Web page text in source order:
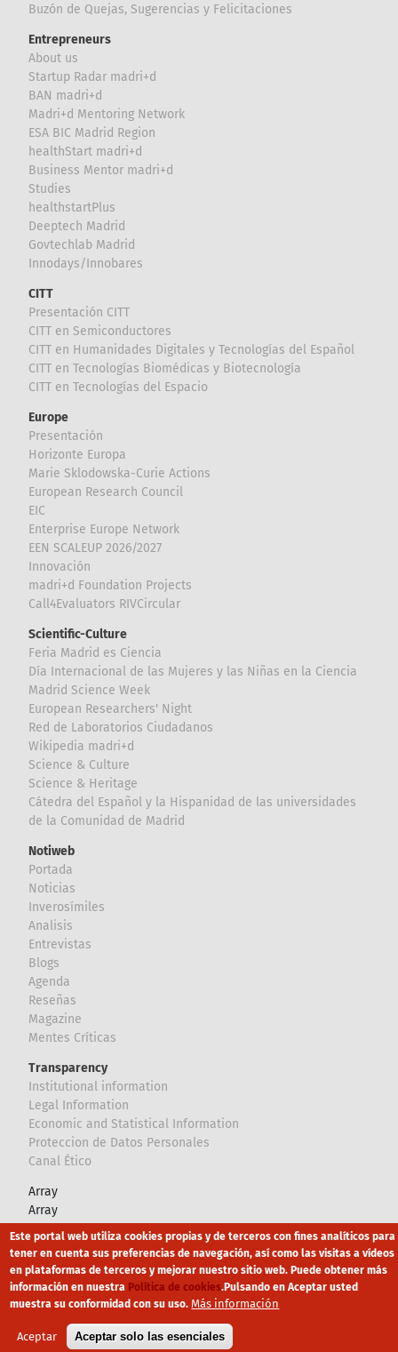
Buzón de Quejas, Sugerencias y Felicitaciones
Entrepreneurs
About us
Startup Radar madri+d
BAN madri+d
Madri+d Mentoring Network
ESA BIC Madrid Region
healthStart madri+d
Business Mentor madri+d
Studies
healthstartPlus
Deeptech Madrid
Govtechlab Madrid
Innodays/Innobares
CITT
Presentación CITT
CITT en Semiconductores
CITT en Humanidades Digitales y Tecnologías del Español
CITT en Tecnologías Biomédicas y Biotecnología
CITT en Tecnologías del Espacio
Europe
Presentación
Horizonte Europa
Marie Sklodowska-Curie Actions
European Research Council
EIC
Enterprise Europe Network
EEN SCALEUP 2026/2027
Innovación
madri+d Foundation Projects
Call4Evaluators RIVCircular
Scientific-Culture
Feria Madrid es Ciencia
Día Internacional de las Mujeres y las Niñas en la Ciencia
Madrid Science Week
European Researchers' Night
Red de Laboratorios Ciudadanos
Wikipedia madri+d
Science & Culture
Science & Heritage
Cátedra del Español y la Hispanidad de las universidades
de la Comunidad de Madrid
Notiweb
Portada
Noticias
Inverosímiles
Analisis
Entrevistas
Blogs
Agenda
Reseñas
Magazine
Mentes Críticas
Transparency
Institutional information
Legal Information
Economic and Statistical Information
Proteccion de Datos Personales
Canal Ético
Array
Array
Footer Canal Ético eduroam Mapa Web
Política privacidad Política de cookies Aviso legal
Este portal web utiliza cookies propias y de terceros con fines analíticos para
tener en cuenta sus preferencias de navegación, así como las visitas a vídeos
en plataformas de terceros y mejorar nuestro sitio web. Puede obtener más
información en nuestra Política de cookies.Pulsando en Aceptar usted
muestra su conformidad con su uso. Más información
Aceptar Aceptar solo las esenciales